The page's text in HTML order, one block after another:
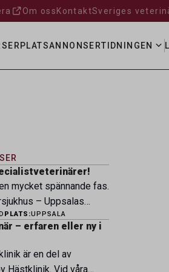
Om oss KontaktSveriges
PLATSANNONSERTIDNINGEN
mycket spännande fas.
– Uppsalas
– expanderar nu sin
och söker
med
som vill vara med
PLATS:UPPSALA
– erfaren eller ny i
är en del av
Hästklinik. Vid våra